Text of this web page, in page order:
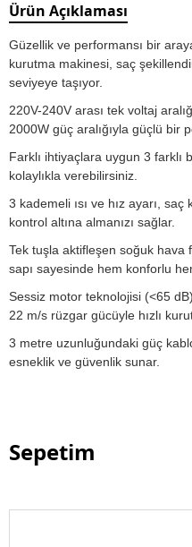
Ürün Açıklaması
Güzellik ve performansı bir
kurutma makinesi, saç
seviyeye taşıyor.
220V-240V arası tek voltaj
2000W güç aralığıyla güçlü bir
Farklı ihtiyaçlara uygun 3 farklı
kolaylıkla verebilirsiniz.
3 kademeli ısı ve hız ayarı ,
kontrol altına almanızı sağlar.
Tek tuşla aktifleşen soğuk hava
sapı sayesinde hem konforlu
Sessiz motor teknolojisi (<65
22 m/s rüzgar gücüyle hızlı
3 metre uzunluğundaki güç
esneklik ve güvenlik sunar.
Sepetim